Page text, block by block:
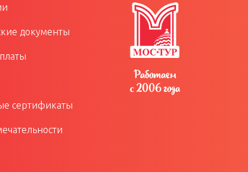
документы
сертификаты
Работаем
с 2006 года